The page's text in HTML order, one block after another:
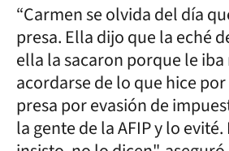
“Carmen se olvida del día
presa. Ella dijo que la eché
ella la sacaron porque le
acordarse de lo que hice
presa por evasión de
la gente de la AFIP y lo evité.